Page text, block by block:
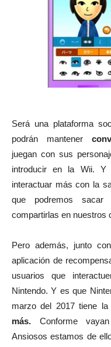
Será una plataforma
podrán mantener
juegan con sus
introducir en la Wii.
interactuar más con la
que podremos
compartirlas en nuestros
Pero además, junto
aplicación de
usuarios que
Nintendo. Y es que
marzo del 2017 tiene
más. Conforme
Ansiosos estamos de